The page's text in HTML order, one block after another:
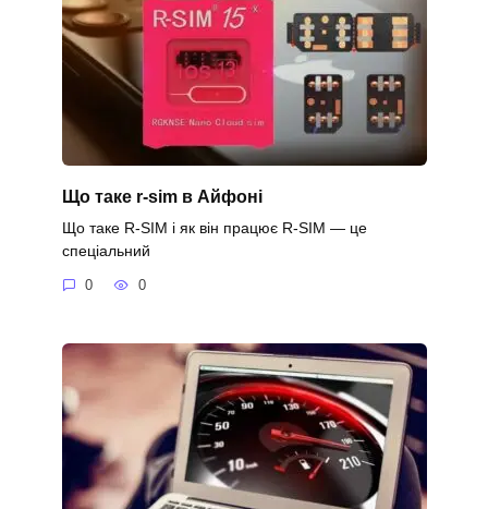
Що таке r-sim в Айфоні
Що таке R-SIM і як він працює R-SIM — це
спеціальний
0 0